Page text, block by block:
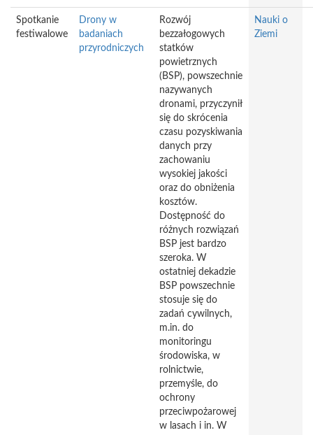
Spotkanie
festiwalowe
Drony w
badaniach
przyrodniczych
Rozwój
bezzałogowych
statków
powietrznych
(BSP), powszechnie
nazywanych
dronami, przyczynił
się do skrócenia
czasu pozyskiwania
danych przy
zachowaniu
wysokiej jakości
oraz do obniżenia
kosztów.
Dostępność do
różnych rozwiązań
BSP jest bardzo
szeroka. W
ostatniej dekadzie
BSP powszechnie
stosuje się do
zadań cywilnych,
m.in. do
monitoringu
środowiska, w
rolnictwie,
przemyśle, do
ochrony
przeciwpożarowej
w lasach i in. W
Nauki o
Ziemi